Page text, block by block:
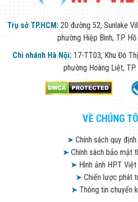
Trụ sở TP.HCM: 20 đường 52, Sunlake
phường Hiệp Bình, TP. Hồ
Chi nhánh Hà Nội: 17-TT03, Khu Đô
phường Hoàng Liệt, TP.
VỀ CHÚNG
➤Chính sách quy định
➤Chính sách bảo mật
➤ Hình ảnh HPT Việt
➤Chiến lược phát
➤Thông tin chuyển